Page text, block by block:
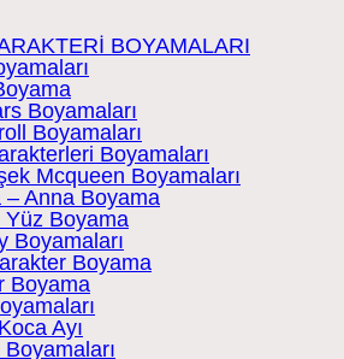
BOYAMALARI
Boyamaları
Boyamaları
Boyamaları
Mcqueen Boyamaları
– Anna Boyama
Yüz Boyama
Boyamaları
Boyama
Boyama
Ayı